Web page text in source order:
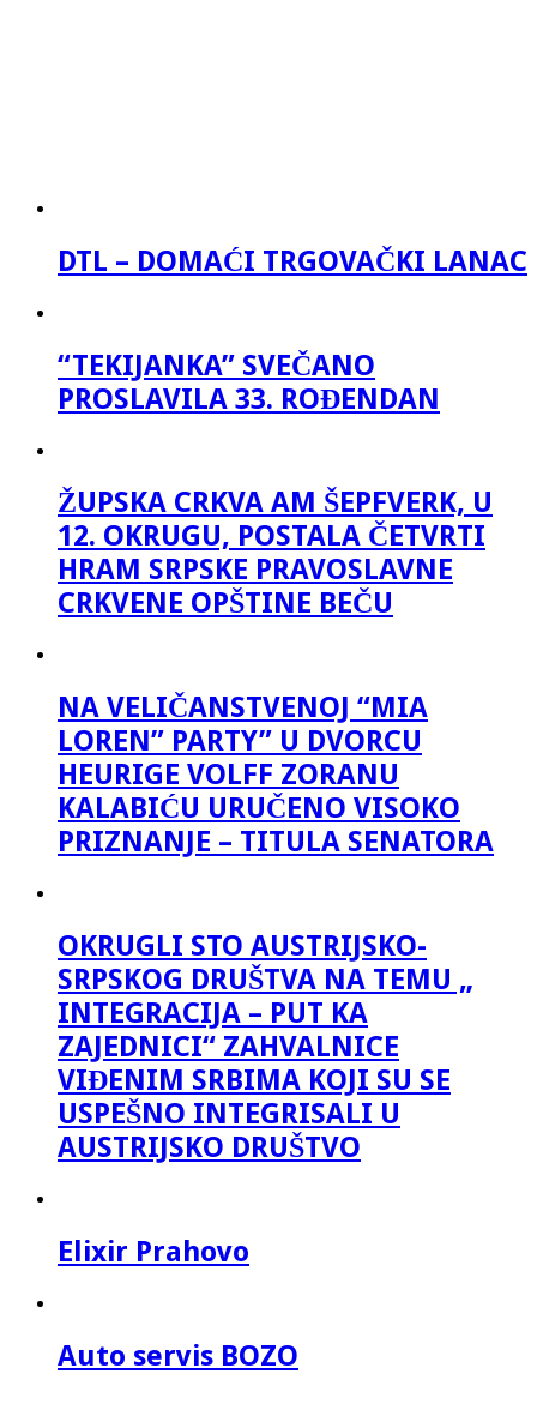
DTL – DOMAĆI TRGOVAČKI LANAC
“TEKIJANKA” SVEČANO
PROSLAVILA 33. ROĐENDAN
ŽUPSKA CRKVA AM ŠEPFVERK, U
12. OKRUGU, POSTALA ČETVRTI
HRAM SRPSKE PRAVOSLAVNE
CRKVENE OPŠTINE BEČU
NA VELIČANSTVENOJ “MIA
LOREN” PARTY” U DVORCU
HEURIGE VOLFF ZORANU
KALABIĆU URUČENO VISOKO
PRIZNANJE – TITULA SENATORA
OKRUGLI STO AUSTRIJSKO-
SRPSKOG DRUŠTVA NA TEMU „
INTEGRACIJA – PUT KA
ZAJEDNICI“ ZAHVALNICE
VIĐENIM SRBIMA KOJI SU SE
USPEŠNO INTEGRISALI U
AUSTRIJSKO DRUŠTVO
Elixir Prahovo
Auto servis BOZO